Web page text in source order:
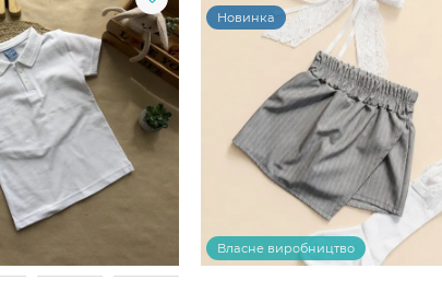
Новинка
Власне виробництво